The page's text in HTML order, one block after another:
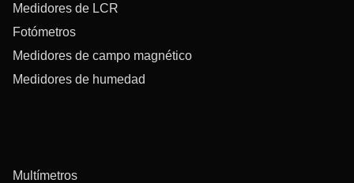
Medidores de LCR
Fotómetros
Medidores de campo magnético
Medidores de humedad
Multímetros